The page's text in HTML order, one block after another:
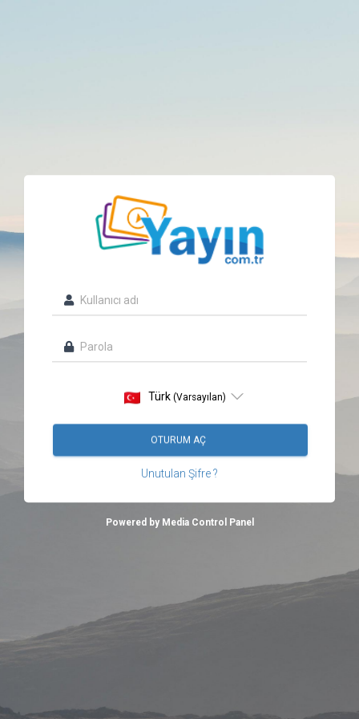
Türk (Varsayılan)
OTURUM AÇ
Unutulan Şifre ?
Powered by Media Control Panel